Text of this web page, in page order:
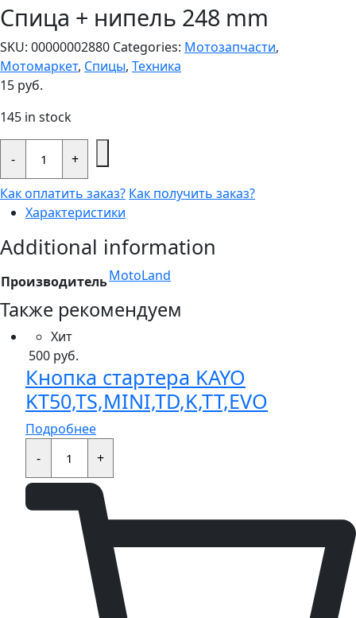
Спица + нипель 248 mm
SKU: 00000002880 Categories: Мотозапчасти,
Мотомаркет, Спицы, Техника
15 руб.
145 in stock
-
Спица
248
mm
quantity
+
Как оплатить заказ? Как получить заказ?
Характеристики
Additional information
ПроизводительMotoLand
Также рекомендуем
Хит
500 руб.
Кнопка стартера KAYO
KT50,TS,MINI,TD,K,TT,EVO
Подробнее
-
Кнопка
стартера
KT50,TS,MINI,TD,K,TT,EVO
quantity
+